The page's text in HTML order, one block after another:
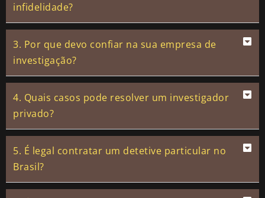
infidelidade?
3. Por que devo confiar na sua empresa de
investigação?
4. Quais casos pode resolver um investigador
privado?
5. É legal contratar um detetive particular no
Brasil?